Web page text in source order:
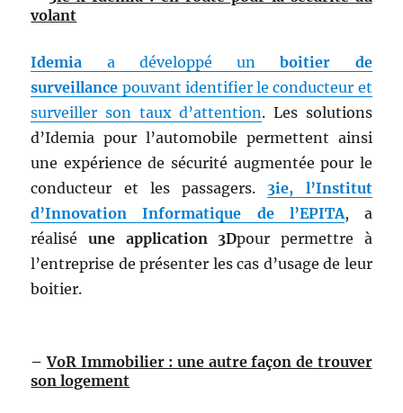
volant
Idemia a développé unboitier de
surveillance pouvant identifier le conducteur et
surveiller son taux d’attention. Les solutions
d’Idemia pour l’automobile permettent ainsi
une expérience de sécurité augmentée pour le
conducteur et les passagers. 3ie, l’Institut
d’Innovation Informatique de l’EPITA, a
réaliséune application 3Dpour permettre à
l’entreprise de présenter les cas d’usage de leur
boitier.
–VoR Immobilier : une autre façon de trouver
son logement